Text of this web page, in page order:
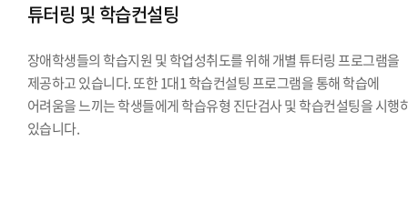
튜터링 및 학습컨설팅
장애학생들의 학습지원 및 학업성취도를 위해 개별 튜터링 프로그램을
제공하고 있습니다. 또한 1대1 학습컨설팅 프로그램을 통해 학습에
어려움을 느끼는 학생들에게 학습유형 진단검사 및 학습컨설팅을 시행
있습니다.